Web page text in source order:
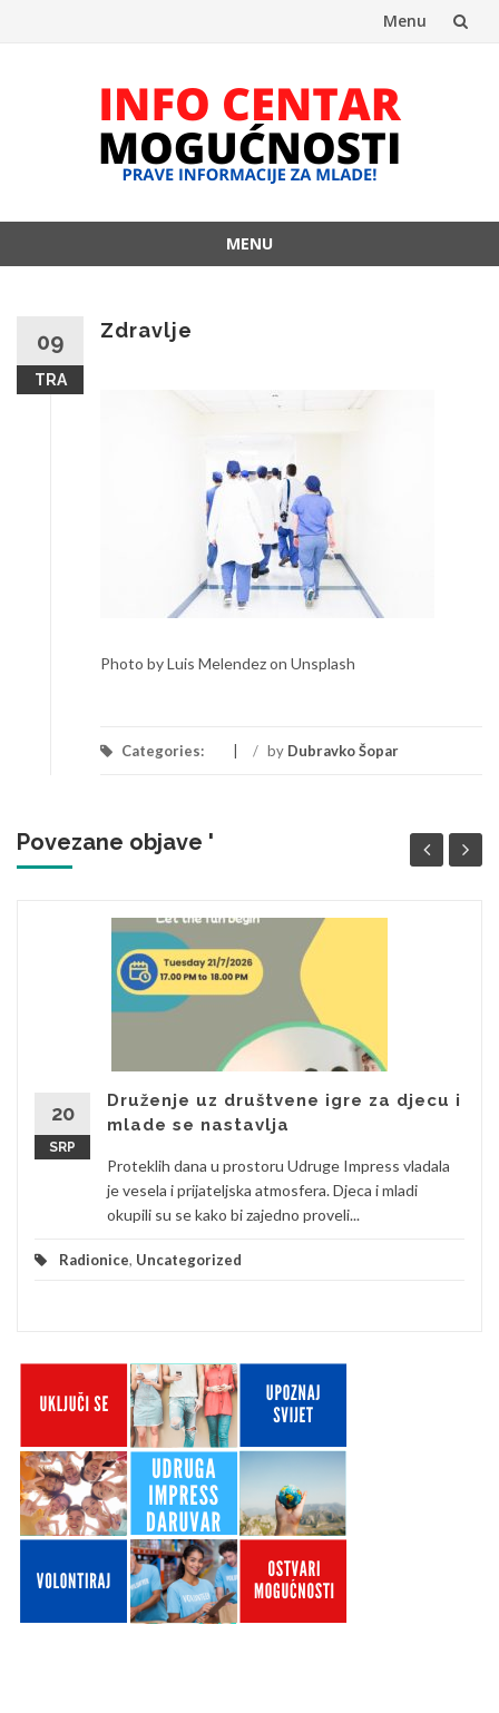
Menu
MENU
09
TRA
Zdravlje
Photo by Luis Melendez on Unsplash
Categories: / by Dubravko Šopar
Povezane objave '
20
SRP
Druženje uz društvene igre za djecu i
mlade se nastavlja
Proteklih dana u prostoru Udruge Impress vladala
je vesela i prijateljska atmosfera. Djeca i mladi
okupili su se kako bi zajedno proveli...
Radionice, Uncategorized